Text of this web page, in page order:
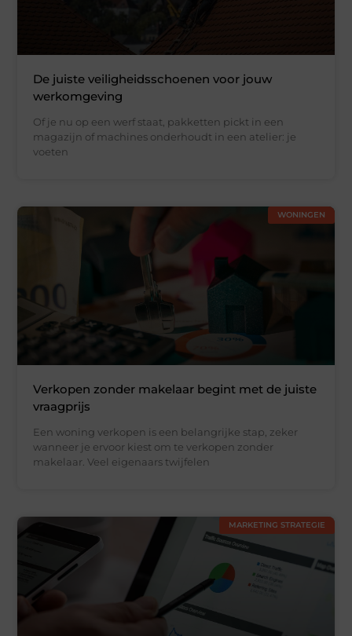
De juiste veiligheidsschoenen voor jouw
werkomgeving
Of je nu op een werf staat, pakketten pickt in een
magazijn of machines onderhoudt in een atelier: je
voeten
WONINGEN
Verkopen zonder makelaar begint met de juiste
vraagprijs
Een woning verkopen is een belangrijke stap, zeker
wanneer je ervoor kiest om te verkopen zonder
makelaar. Veel eigenaars twijfelen
MARKETING STRATEGIE